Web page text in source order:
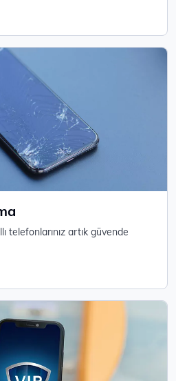
telefonlarınız artık güvende